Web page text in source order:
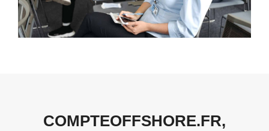
COMPTEOFFSHORE.FR,